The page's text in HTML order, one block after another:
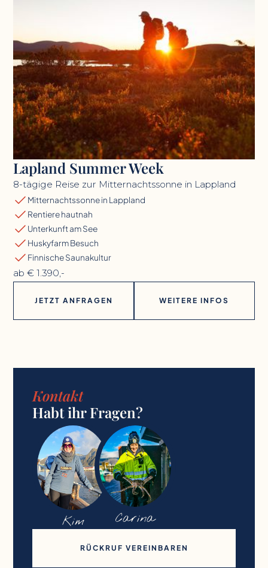
Lapland Summer Week
8-tägige Reise zur Mitternachtssonne in Lappland
Mitternachtssonne in Lappland
Rentiere hautnah
Unterkunft am See
Huskyfarm Besuch
Finnische Saunakultur
ab € 1.390,-
JETZT ANFRAGEN WEITERE INFOS
Kim Carina
Kontakt
Habt ihr Fragen?
RÜCKRUF VEREINBAREN